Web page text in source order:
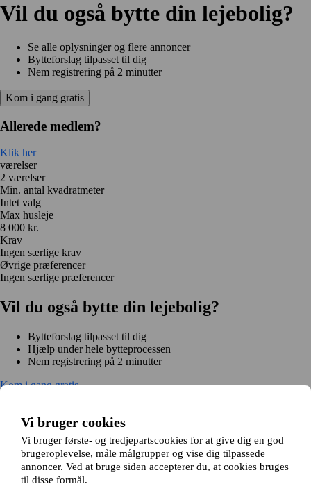
Vi bruger cookies
Vi bruger første- og tredjepartscookies for at give dig en god
brugeroplevelse, måle målgrupper og vise dig tilpassede
annoncer. Ved at bruge siden accepterer du, at cookies bruges
til disse formål.
Vil du også bytte din lejebolig?
Se alle oplysninger og flere annoncer
Bytteforslag tilpasset til dig
Nem registrering på 2 minutter
Kom i gang gratis
Allerede medlem?
Klik her
værelser
2 værelser
Min. antal kvadratmeter
Intet valg
Max husleje
8 000 kr.
Krav
Ingen særlige krav
Øvrige præferencer
Ingen særlige præferencer
Vil du også bytte din lejebolig?
Bytteforslag tilpasset til dig
Hjælp under hele bytteprocessen
Nem registrering på 2 minutter
Kom i gang gratis
Læs mere
Nyheder og tips
Om Hjembytte.dk
Om osGenerelle vilkår og betingelser Behandling af
personoplysninger CookiepolitikSitemap